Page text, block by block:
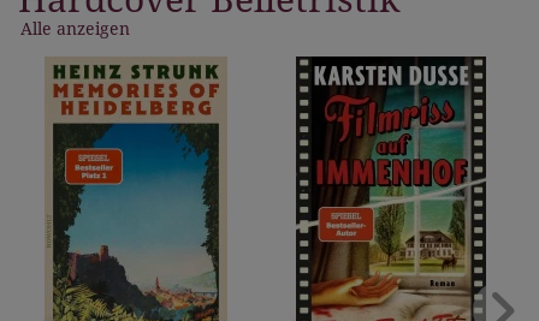
Alle anzeigen